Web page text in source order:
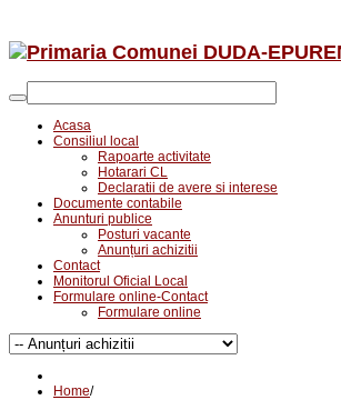
Acasa
Consiliul local
Rapoarte activitate
Hotarari CL
Declaratii de avere si interese
Documente contabile
Anunturi publice
Posturi vacante
Anunțuri achizitii
Contact
Monitorul Oficial Local
Formulare online-Contact
Formulare online
Home/